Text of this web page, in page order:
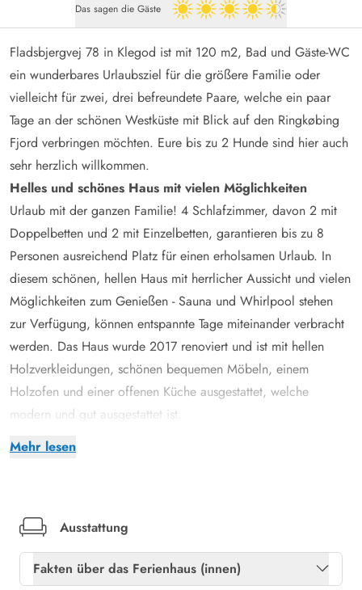
Das sagen die Gäste 4.5 von 5
Mehr lesen
Fladsbjergvej 78 in Klegod ist mit 120 m2, Bad und Gäste-WC
ein wunderbares Urlaubsziel für die größere Familie oder
vielleicht für zwei, drei befreundete Paare, welche ein paar
Tage an der schönen Westküste mit Blick auf den Ringkøbing
Fjord verbringen möchten. Eure bis zu 2 Hunde sind hier auch
sehr herzlich willkommen.
Helles und schönes Haus mit vielen Möglichkeiten
Urlaub mit der ganzen Familie! 4 Schlafzimmer, davon 2 mit
Doppelbetten und 2 mit Einzelbetten, garantieren bis zu 8
Personen ausreichend Platz für einen erholsamen Urlaub. In
diesem schönen, hellen Haus mit herrlicher Aussicht und vielen
Möglichkeiten zum Genießen - Sauna und Whirlpool stehen
zur Verfügung, können entspannte Tage miteinander verbracht
werden. Das Haus wurde 2017 renoviert und ist mit hellen
Holzverkleidungen, schönen bequemen Möbeln, einem
Holzofen und einer offenen Küche ausgestattet, welche
modern und gut ausgestattet ist.
Während die Kinder Spaß haben und im Wohnzimmer spielen
der Geschirrspüler das Geschirr und sollte die Brandung eure
Kleidung durchnässt haben, ist dies kein Problem - sowohl die
Waschmaschine als auch der Trockner sind einsatzbereit.
Ausstattung
Fakten über das Ferienhaus (innen)